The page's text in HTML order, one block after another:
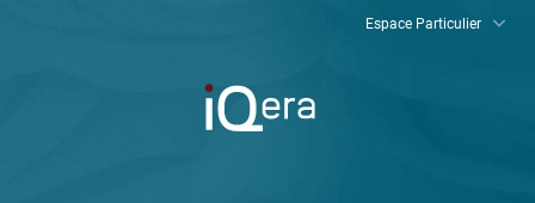
Espace Particulier